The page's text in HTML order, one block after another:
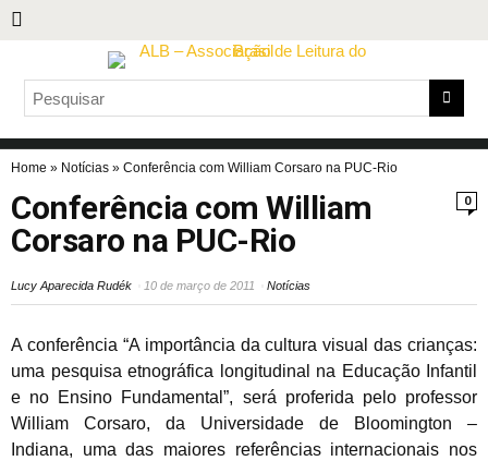
Home » Notícias » Conferência com William Corsaro na PUC-Rio
0
Conferência com William
Corsaro na PUC-Rio
Lucy Aparecida Rudék 10 de março de 2011 Notícias
A conferência “A importância da cultura visual das crianças:
uma pesquisa etnográfica longitudinal na Educação Infantil
e no Ensino Fundamental”, será proferida pelo professor
William Corsaro, da Universidade de Bloomington –
Indiana, uma das maiores referências internacionais nos